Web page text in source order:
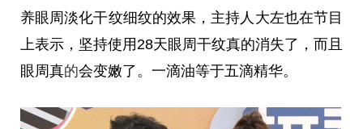
养眼周淡化干纹细纹的效果，主持人大左也在节目
上表示，坚持使用28天眼周干纹真的消失了，而且
眼周真的会变嫩了。一滴油等于五滴精华。